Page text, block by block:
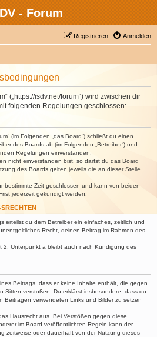
- Forum
Anmelden
Registrieren
(„https://isdv.net/forum“) wird zwischen dir
folgenden Regelungen geschlossen:
(im Folgenden „das Board“) schließt du einen
des Boards ab (im Folgenden „Betreiber“) und
Regelungen einverstanden.
nicht einverstanden bist, so darfst du das Board
des Boards gelten jeweils die an dieser Stelle
Zeit geschlossen und kann von beiden
jederzeit gekündigt werden.
erteilst du dem Betreiber ein einfaches, zeitlich und
Recht, deinen Beitrag im Rahmen des
2, Unterpunkt a bleibt auch nach Kündigung des
Beitrags, dass er keine Inhalte enthält, die gegen
Sitten verstoßen. Du erklärst insbesondere, dass du
Beiträgen verwendeten Links und Bilder zu setzen
Hausrecht aus. Bei Verstößen gegen diese
im Board veröffentlichten Regeln kann der
zeitweise oder dauerhaft von der Nutzung dieses